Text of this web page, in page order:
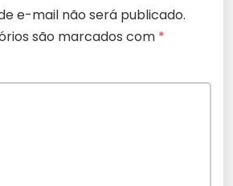
e-mail não será publicado.
são marcados com *